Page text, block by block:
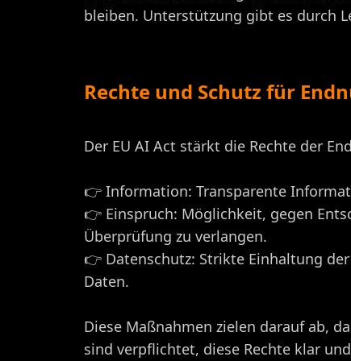
bleiben. Unterstützung gibt es durch
Rechte und Schutz für
Der EU AI Act stärkt die Rechte der
👉 Information: Transparente
👉 Einspruch: Möglichkeit, gegen
Überprüfung zu verlangen.
👉 Datenschutz: Strikte Einhaltung
Daten.
Diese Maßnahmen zielen darauf ab,
sind verpflichtet, diese Rechte klar